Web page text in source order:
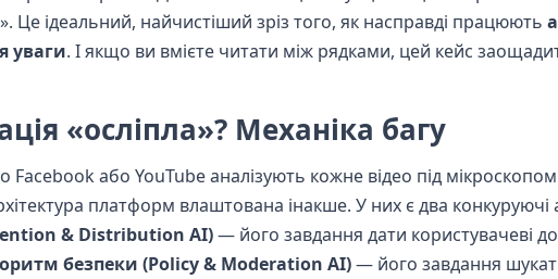
Це ідеальний, найчистіший зріз того, як насправді працюють
уваги. І якщо ви вмієте читати між рядками, цей кейс
«осліпла»? Механіка багу
Facebook або YouTube аналізують кожне відео під
платформ влаштована інакше. У них є два
& Distribution AI)— його завдання дати користувачеві
безпеки (Policy & Moderation AI)— його завдання